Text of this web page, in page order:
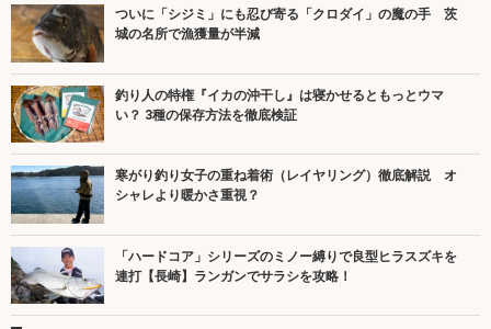
ついに「シジミ」にも忍び寄る「クロダイ」の魔の手 茨
城の名所で漁獲量が半減
釣り人の特権『イカの沖干し』は寝かせるともっとウマ
い？ 3種の保存方法を徹底検証
寒がり釣り女子の重ね着術（レイヤリング）徹底解説 オ
シャレより暖かさ重視？
「ハードコア」シリーズのミノー縛りで良型ヒラスズキを
連打【長崎】ランガンでサラシを攻略！